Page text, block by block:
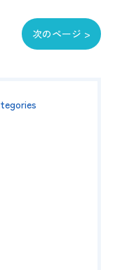
次のページ >